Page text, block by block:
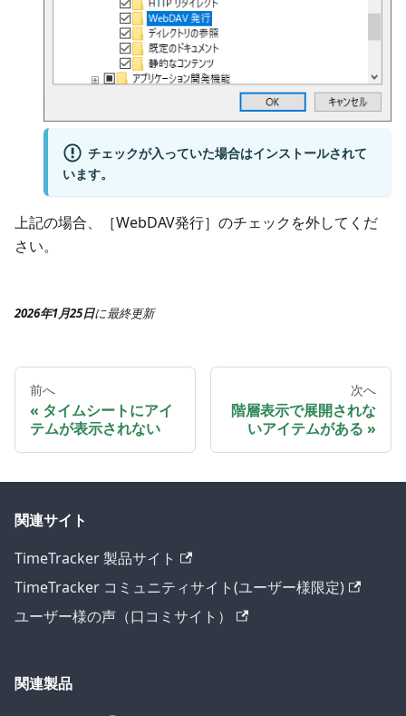
チェックが入っていた場合はインストールされて
います。
上記の場合、［WebDAV発行］のチェックを外してくだ
さい。
2026年1月25日に最終更新
前へ
タイムシートにアイ
テムが表示されない
次へ
階層表示で展開されな
いアイテムがある
関連サイト
TimeTracker 製品サイト
TimeTracker コミュニティサイト(ユーザー様限定)
ユーザー様の声（口コミサイト）
関連製品